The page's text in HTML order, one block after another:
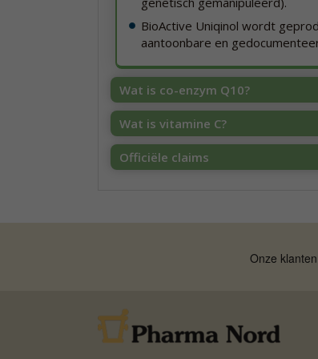
BioActive Uniqinol wordt
aantoonbare en
Wat is co-enzym Q10?
Wat is vitamine C?
Officiële claims